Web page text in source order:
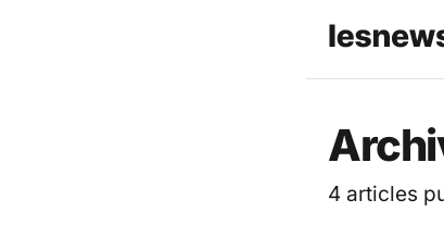
Les
4 articles